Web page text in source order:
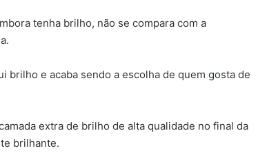
tenha brilho, não se compara com a
brilho e acaba sendo a escolha de quem gosta de
extra de brilho de alta qualidade no final da
brilhante.